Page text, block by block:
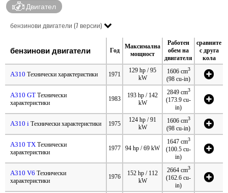
Двигател
бензинови двигатели (7 версии)
бензинови двигатели Год
Максимална
мощност
Работен
обем на
двигателя
сравните
с друга
кола
A310 Технически характеристики 1971
129 hp / 95
kW
1606 cm3
(98 cu-in)
A310 GT Технически
характеристики
1983
193 hp / 142
kW
2849 cm3
(173.9 cu-
in)
A310 i Технически характеристики 1975
124 hp / 91
kW
1606 cm3
(98 cu-in)
A310 TX Технически
характеристики
1977 94 hp / 69 kW
1647 cm3
(100.5 cu-
in)
A310 V6 Технически
характеристики
1976
152 hp / 112
kW
2664 cm3
(162.6 cu-
in)